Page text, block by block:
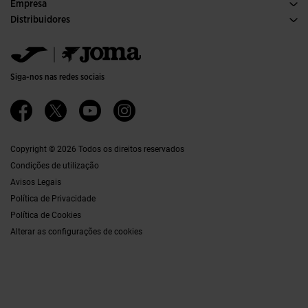
Condições de Compra
Transporte e entrega
Tabela de Tamanhos
Contactos
Empresa
Histórico
Canal ético
Qualidade e política ambiental
Trabalhar Connosco
Ethics Channel
Distribuidores
Jomanet
Área de Marketing
Contactos
Siga-nos nas redes sociais
Copyright © 2026 Todos os direitos reservados
Condições de utilização
Avisos Legais
Política de Privacidade
Política de Cookies
Alterar as configurações de cookies